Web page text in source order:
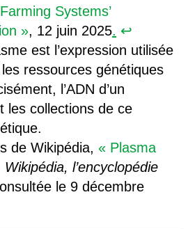
Systems’
», 12 juin 2025. ↩︎
est l’expression utilisée
ressources génétiques
l’ADN d’un
les collections de ce
de Wikipédia, « Plasma
Wikipédia, l’encyclopédie
le 9 décembre